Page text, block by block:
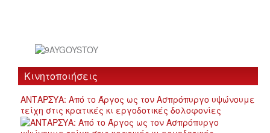
Κινητοποιήσεις
ΑΝΤΑΡΣΥΑ: Από το Άργος ως τον Ασπρόπυργο υψώνουμε
τείχη στις κρατικές κι εργοδοτικές δολοφονίες